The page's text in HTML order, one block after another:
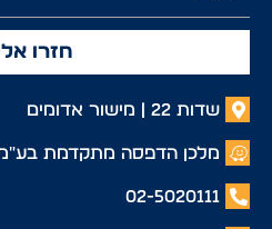
חזרו אלי
שדות 22 | מישור אדומים
מלכן הדפסה מתקדמת בע"מ
02-5020111